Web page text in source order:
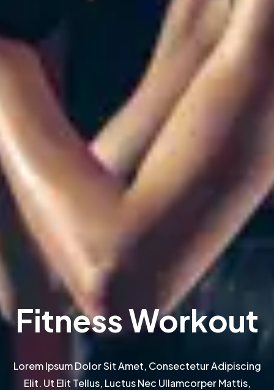
Fitness Workout
Lorem Ipsum Dolor Sit Amet, Consectetur Adipiscing
Elit. Ut Elit Tellus, Luctus Nec Ullamcorper Mattis,